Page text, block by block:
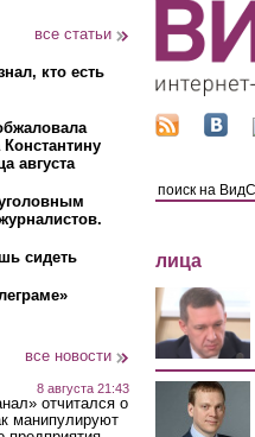
все статьи
кто есть
августа
сидеть
все новости
8 августа 21:43
отчитался о
манипулируют
лица